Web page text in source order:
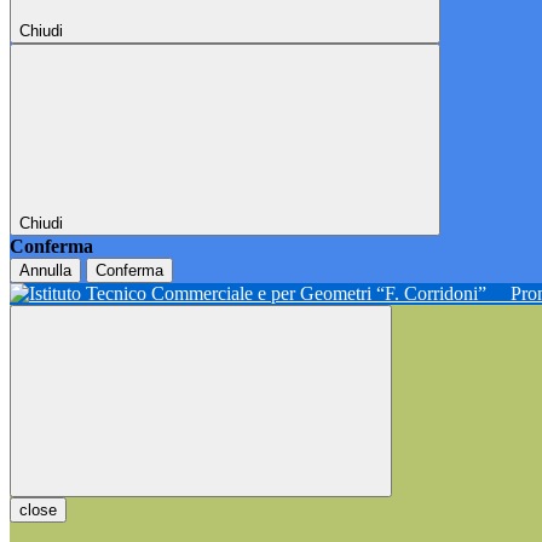
Chiudi
Chiudi
Conferma
Annulla Conferma
close